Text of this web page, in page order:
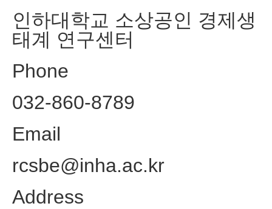
인하대학교 소상공인 경제생
태계 연구센터
Phone
032-860-8789
Email
rcsbe@inha.ac.kr
Address